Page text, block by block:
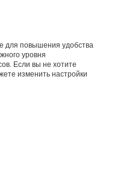
для повышения удобства
уровня
Если вы не хотите
изменить настройки